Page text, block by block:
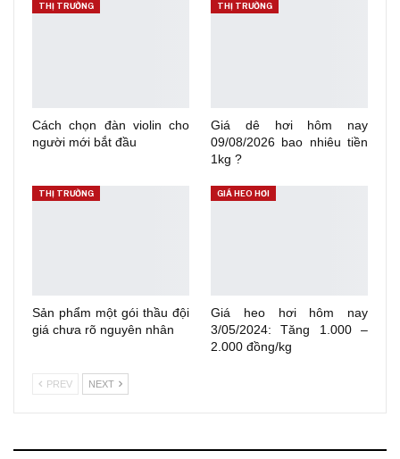
THỊ TRƯỜNG
Cách chọn đàn violin cho
người mới bắt đầu
THỊ TRƯỜNG
Giá dê hơi hôm nay
09/08/2026 bao nhiêu tiền
1kg ?
THỊ TRƯỜNG
Sản phẩm một gói thầu đội
giá chưa rõ nguyên nhân
GIÁ HEO HƠI
Giá heo hơi hôm nay
3/05/2024: Tăng 1.000 –
2.000 đồng/kg
PREV NEXT